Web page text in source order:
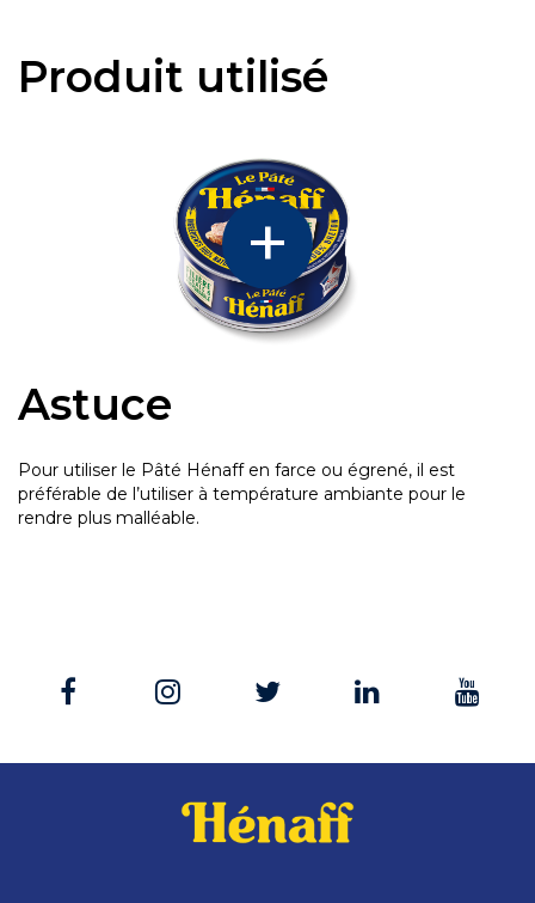
Produit utilisé
Astuce
Pour utiliser le Pâté Hénaff en farce ou égrené, il est
préférable de l’utiliser à température ambiante pour le
rendre plus malléable.